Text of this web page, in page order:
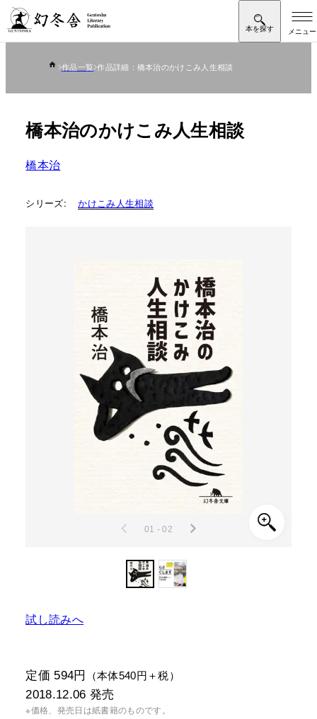
作品一覧 作品詳細：橋本治のかけこみ人生相談
橋本治のかけこみ人生相談
橋本治
シリーズ: かけこみ人生相談
01 - 02
試し読みへ
定価 594円 （本体540円＋税）
2018.12.06 発売
※価格、発売日は紙書籍のものです。